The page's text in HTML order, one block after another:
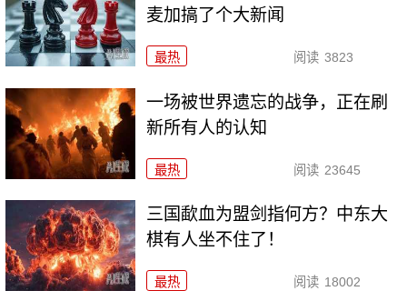
麦加搞了个大新闻
最热 阅读 3823
一场被世界遗忘的战争，正在刷
新所有人的认知
最热 阅读 23645
三国歃血为盟剑指何方？中东大
棋有人坐不住了！
最热 阅读 18002